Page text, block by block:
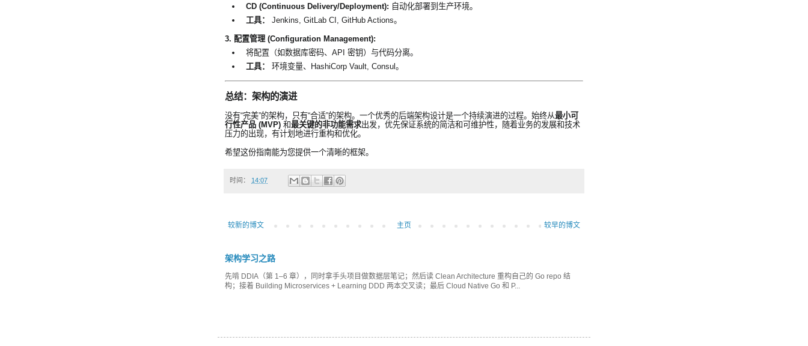
CD (Continuous Delivery/Deployment): 自动化部署到生产环境。
工具：
Jenkins, GitLab CI, GitHub Actions。
3. 配置管理 (Configuration Management):
将配置（如数据库密码、API 密钥）与代码分离。
工具：
环境变量、HashiCorp Vault, Consul。
总结：架构的演进
没有“完美”的架构，只有“合适”的架构。一个优秀的后端架构设计是一个持续演进的过程。始终从最小可
行性产品 (MVP) 和最关键的非功能需求出发，优先保证系统的简洁和可维护性，随着业务的发展和技术
压力的出现，有计划地进行重构和优化。
希望这份指南能为您提供一个清晰的框架。
时间： 14:07
较新的博文 较早的博文
主页
架构学习之路
先啃 DDIA（第 1–6 章），同时拿手头项目做数据层笔记；然后读 Clean Architecture 重构自己的 Go repo 结
构；接着 Building Microservices + Learning DDD 两本交叉读；最后 Cloud Native Go 和 P...